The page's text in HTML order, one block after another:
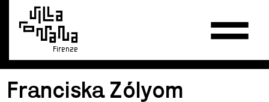
Firenze
Franciska Zólyom